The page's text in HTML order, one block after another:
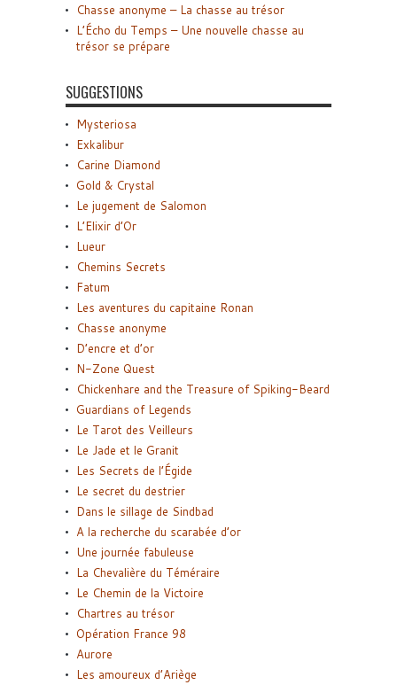
Chasse anonyme – La chasse au trésor
L’Écho du Temps – Une nouvelle chasse au
trésor se prépare
SUGGESTIONS
Mysteriosa
Exkalibur
Carine Diamond
Gold & Crystal
Le jugement de Salomon
L’Elixir d’Or
Lueur
Chemins Secrets
Fatum
Les aventures du capitaine Ronan
Chasse anonyme
D’encre et d’or
N-Zone Quest
Chickenhare and the Treasure of Spiking-Beard
Guardians of Legends
Le Tarot des Veilleurs
Le Jade et le Granit
Les Secrets de l’Égide
Le secret du destrier
Dans le sillage de Sindbad
A la recherche du scarabée d’or
Une journée fabuleuse
La Chevalière du Téméraire
Le Chemin de la Victoire
Chartres au trésor
Opération France 98
Aurore
Les amoureux d’Ariège